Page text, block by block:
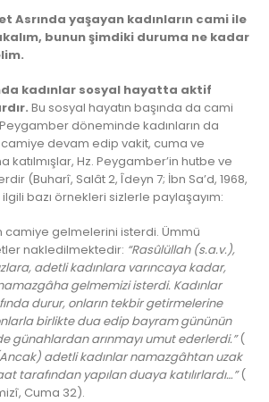
Asrında yaşayan kadınların cami ile
bunun şimdiki duruma ne kadar
kadınlar sosyal hayatta aktif
Bu sosyal hayatın başında da cami
döneminde kadınların da
devam edip vakit, cuma ve
katılmışlar, Hz. Peygamber’in hutbe ve
(Buharî, Salât 2, Îdeyn 7; İbn Sa’d, 1968,
ilgili bazı örnekleri sizlerle paylaşayım:
camiye gelmelerini isterdi. Ümmü
nakledilmektedir: “Rasûlüllah (s.a.v.),
adetli kadınlara varıncaya kadar,
gelmemizi isterdi. Kadınlar
durur, onların tekbir getirmelerine
birlikte dua edip bayram gününün
günahlardan arınmayı umut ederlerdi.”(
adetli kadınlar namazgâhtan uzak
tarafından yapılan duaya katılırlardı…”(
Cuma 32).